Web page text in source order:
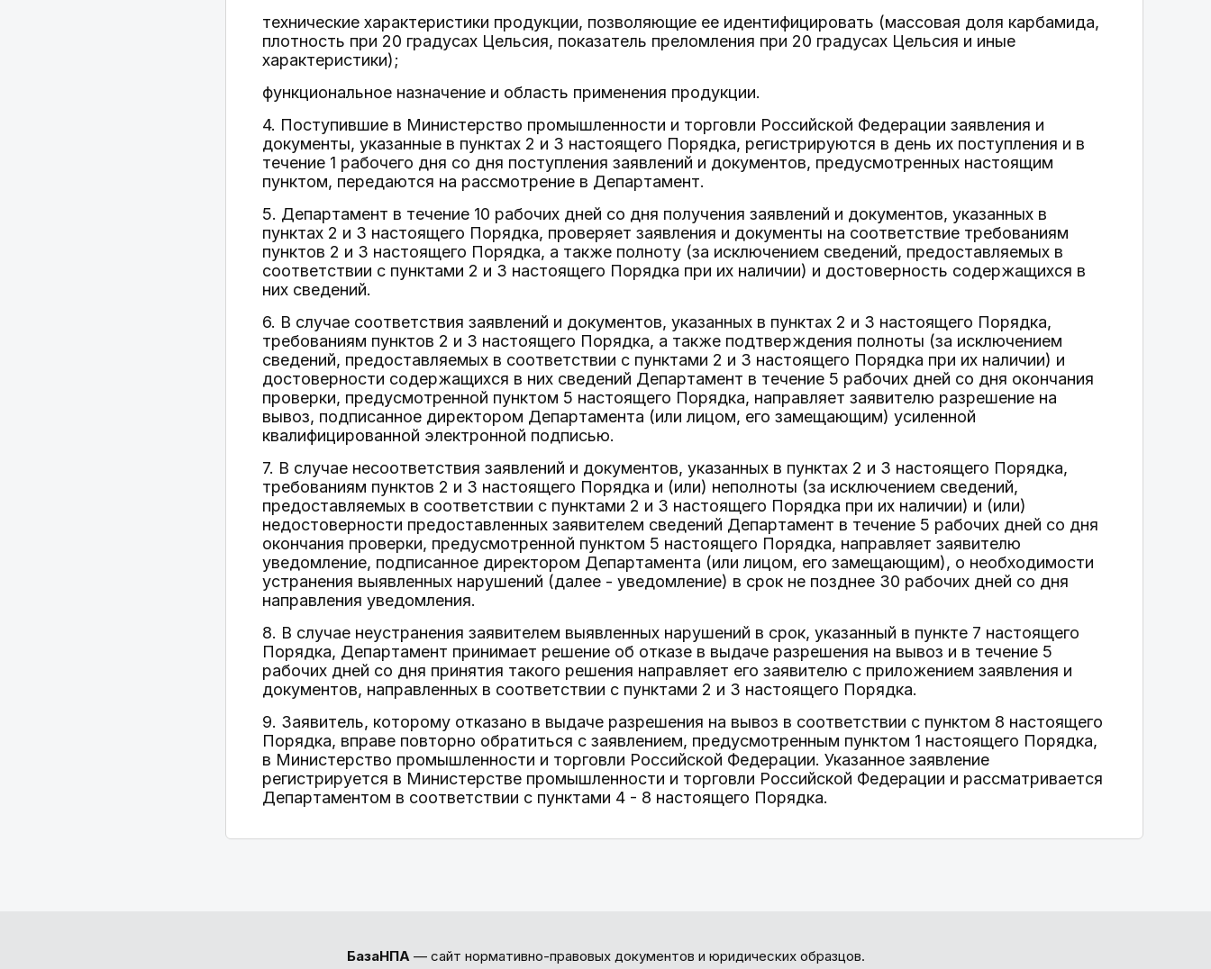
технические характеристики продукции, позволяющие ее идентифицировать (массовая доля карбамида,
плотность при 20 градусах Цельсия, показатель преломления при 20 градусах Цельсия и иные
характеристики);
функциональное назначение и область применения продукции.
4. Поступившие в Министерство промышленности и торговли Российской Федерации заявления и
документы, указанные в пунктах 2 и 3 настоящего Порядка, регистрируются в день их поступления и в
течение 1 рабочего дня со дня поступления заявлений и документов, предусмотренных настоящим
пунктом, передаются на рассмотрение в Департамент.
5. Департамент в течение 10 рабочих дней со дня получения заявлений и документов, указанных в
пунктах 2 и 3 настоящего Порядка, проверяет заявления и документы на соответствие требованиям
пунктов 2 и 3 настоящего Порядка, а также полноту (за исключением сведений, предоставляемых в
соответствии с пунктами 2 и 3 настоящего Порядка при их наличии) и достоверность содержащихся в
них сведений.
6. В случае соответствия заявлений и документов, указанных в пунктах 2 и 3 настоящего Порядка,
требованиям пунктов 2 и 3 настоящего Порядка, а также подтверждения полноты (за исключением
сведений, предоставляемых в соответствии с пунктами 2 и 3 настоящего Порядка при их наличии) и
достоверности содержащихся в них сведений Департамент в течение 5 рабочих дней со дня окончания
проверки, предусмотренной пунктом 5 настоящего Порядка, направляет заявителю разрешение на
вывоз, подписанное директором Департамента (или лицом, его замещающим) усиленной
квалифицированной электронной подписью.
7. В случае несоответствия заявлений и документов, указанных в пунктах 2 и 3 настоящего Порядка,
требованиям пунктов 2 и 3 настоящего Порядка и (или) неполноты (за исключением сведений,
предоставляемых в соответствии с пунктами 2 и 3 настоящего Порядка при их наличии) и (или)
недостоверности предоставленных заявителем сведений Департамент в течение 5 рабочих дней со дня
окончания проверки, предусмотренной пунктом 5 настоящего Порядка, направляет заявителю
уведомление, подписанное директором Департамента (или лицом, его замещающим), о необходимости
устранения выявленных нарушений (далее - уведомление) в срок не позднее 30 рабочих дней со дня
направления уведомления.
8. В случае неустранения заявителем выявленных нарушений в срок, указанный в пункте 7 настоящего
Порядка, Департамент принимает решение об отказе в выдаче разрешения на вывоз и в течение 5
рабочих дней со дня принятия такого решения направляет его заявителю с приложением заявления и
документов, направленных в соответствии с пунктами 2 и 3 настоящего Порядка.
9. Заявитель, которому отказано в выдаче разрешения на вывоз в соответствии с пунктом 8 настоящего
Порядка, вправе повторно обратиться с заявлением, предусмотренным пунктом 1 настоящего Порядка,
в Министерство промышленности и торговли Российской Федерации. Указанное заявление
регистрируется в Министерстве промышленности и торговли Российской Федерации и рассматривается
Департаментом в соответствии с пунктами 4 - 8 настоящего Порядка.
БазаНПА— сайт нормативно-правовых документов и юридических образцов.